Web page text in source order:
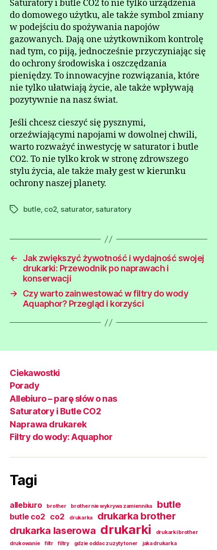
Saturatory i butle CO2 to nie tylko urządzenia
do domowego użytku, ale także symbol zmiany
w podejściu do spożywania napojów
gazowanych. Dają one użytkownikom kontrolę
nad tym, co piją, jednocześnie przyczyniając się
do ochrony środowiska i oszczędzania
pieniędzy. To innowacyjne rozwiązania, które
nie tylko ułatwiają życie, ale także wpływają
pozytywnie na nasz świat.
Jeśli chcesz cieszyć się pysznymi,
orzeźwiającymi napojami w dowolnej chwili,
warto rozważyć inwestycję w saturator i butle
CO2. To nie tylko krok w stronę zdrowszego
stylu życia, ale także mały gest w kierunku
ochrony naszej planety.
Tagibutle, co2, saturator, saturatory
←
Jak zwiększyć żywotność i wydajność swojej
drukarki: Przewodnik po naprawach i
konserwacji
→
Czy warto zainwestować w filtry do wody
Aquaphor? Przegląd i korzyści
Ciekawostki
Porady
Allebiuro – parę słów o nas
Saturatory i Butle CO2
Naprawa drukarek
Filtry do wody: Aquaphor
Tagi
allebiuro brother brother nie wykrywa zamiennika butle
butle co2 co2 drukarka
drukarka brother
drukarka laserowa drukarki
drukarki brother
drukowanie
filtr filtry gdzie oddac zuzyty toner
jaka drukarka